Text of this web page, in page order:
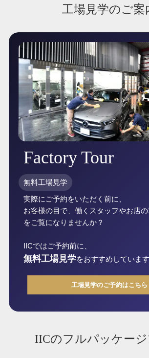
工場見学のご案
Factory Tour
無料工場見学
実際にご予約をいただく前に、
お客様の目で、働くスタッフやお店
をご覧になりませんか？
IICではご予約前に、
無料工場見学をおすすめしています
工場見学のご予約はこちら
IICのフルパッケー